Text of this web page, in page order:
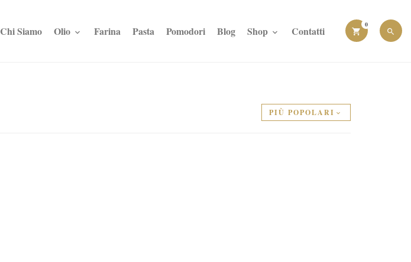
0
Chi Siamo Olio Farina Pasta Pomodori Blog Shop Contatti
PIÙ POPOLARI